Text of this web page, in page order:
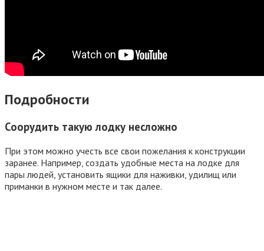
Подробности
Соорудить такую лодку несложно
При этом можно учесть все свои пожелания к конструкции
заранее. Например, создать удобные места на лодке для
пары людей, установить ящики для наживки, удилищ или
приманки в нужном месте и так далее.